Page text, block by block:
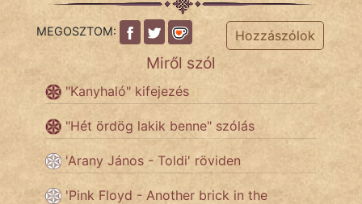
Jób Gedeon
Láron Ádám
mikkamakka
vörös ördög
MEGOSZTOM: Hozzászólok
Miről szól
"Kanyhaló" kifejezés
"Hét ördög lakik benne" szólás
'Arany János - Toldi' röviden
'Pink Floyd - Another brick in the